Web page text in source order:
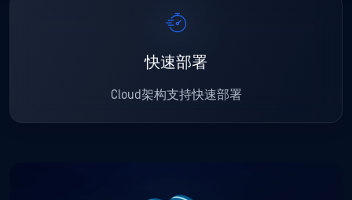
快速部署
Cloud架构支持快速部署